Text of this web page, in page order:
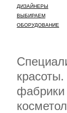
ДИЗАЙНЕРЫ
ВЫБИРАЕМ
ОБОРУДОВАНИЕ
фабрики